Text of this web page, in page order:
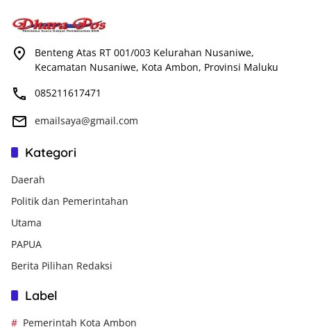
Benteng Atas RT 001/003 Kelurahan Nusaniwe,
Kecamatan Nusaniwe, Kota Ambon, Provinsi Maluku
085211617471
emailsaya@gmail.com
Kategori
Daerah
Politik dan Pemerintahan
Utama
PAPUA
Berita Pilihan Redaksi
Label
Pemerintah Kota Ambon